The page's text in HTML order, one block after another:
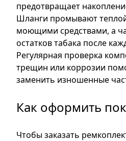
предотвращает
Шланги промывают
моющими средствами, а
остатков табака после
Регулярная проверка
трещин или коррозии
заменить изношенные
Как оформить
Чтобы заказать